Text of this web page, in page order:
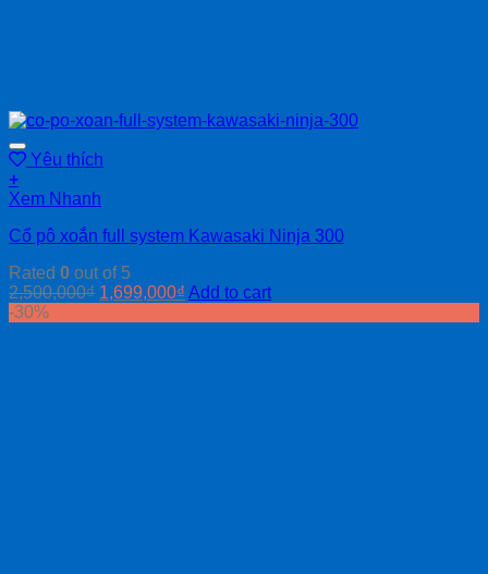
Yêu thích
+
Xem Nhanh
Cổ pô xoắn full system Kawasaki Ninja 300
Rated 0 out of 5
2,500,000₫ 1,699,000₫ Add to cart
-30%